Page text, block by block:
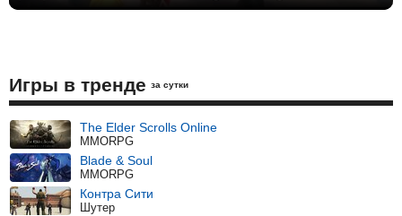
Игры в тренде за сутки
The Elder Scrolls Online
MMORPG
Blade & Soul
MMORPG
Контра Сити
Шутер